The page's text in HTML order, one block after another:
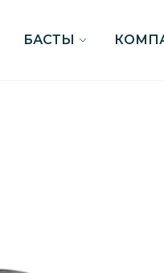
БАСТЫ